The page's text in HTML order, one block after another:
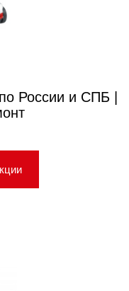
России и СПБ |